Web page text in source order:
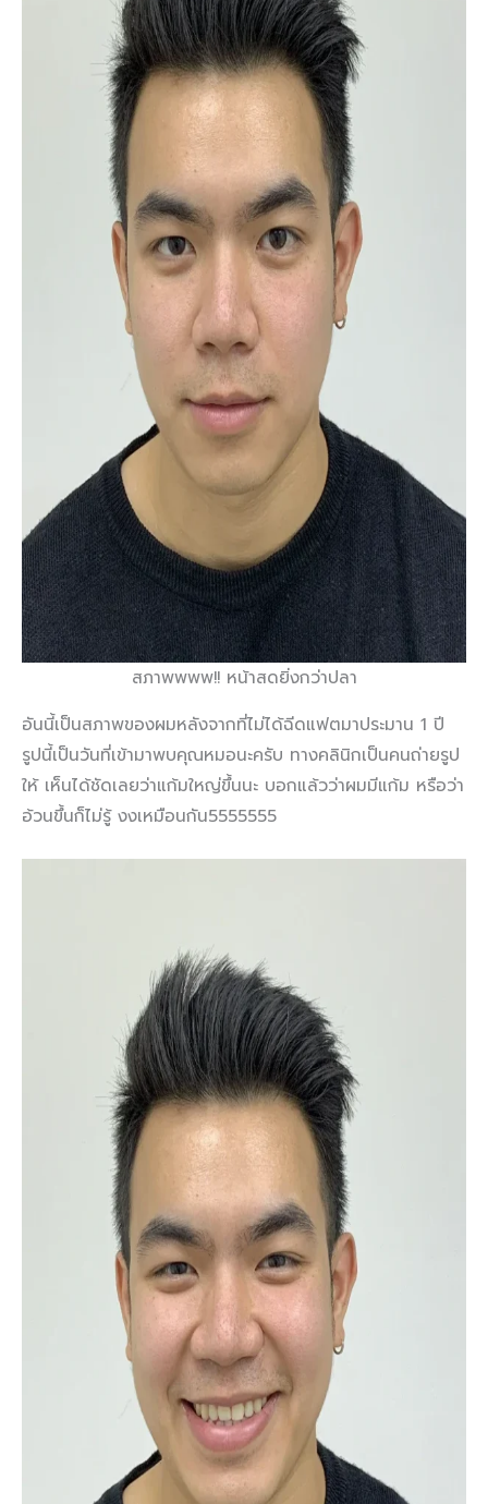
สภาพพพพ!! หน้าสดยิ่งกว่าปลา
อันนี้เป็นสภาพของผมหลังจากที่ไม่ได้ฉีดแฟตมาประมาน 1 ปี
รูปนี้เป็นวันที่เข้ามาพบคุณหมอนะครับ ทางคลินิกเป็นคนถ่ายรูป
ให้ เห็นได้ชัดเลยว่าแก้มใหญ่ขึ้นนะ บอกแล้วว่าผมมีแก้ม หรือว่า
อ้วนขึ้นก็ไม่รู้ งงเหมือนกัน5555555